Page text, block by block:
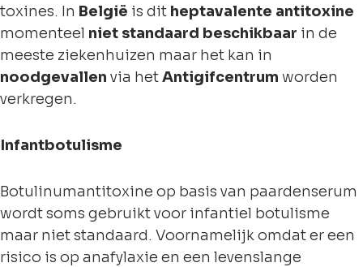
toxines. In België is dit heptavalente antitoxine
momenteel niet standaard beschikbaar in de
meeste ziekenhuizen maar het kan in
noodgevallen via hetAntigifcentrum worden
verkregen.
Infantbotulisme
Botulinumantitoxine op basis van paardenserum
wordt soms gebruikt voor infantiel botulisme
maar niet standaard. Voornamelijk omdat er een
risico is op anafylaxie en een levenslange